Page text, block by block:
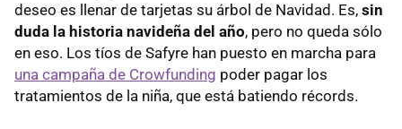
deseo es llenar de tarjetas su árbol de Navidad. Es, sin
duda la historia navideña del año, pero no queda sólo
en eso. Los tíos de Safyre han puesto en marcha para
una campaña de Crowfunding poder pagar los
tratamientos de la niña, que está batiendo récords.